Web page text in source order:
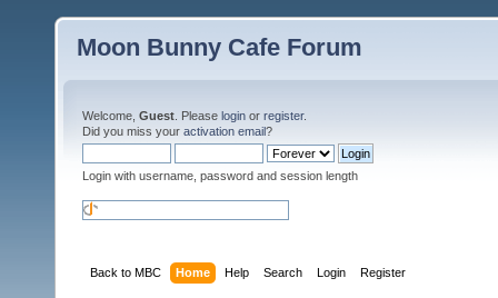
Moon Bunny Cafe Forum
Welcome, Guest . Please login or register.
Did you miss your activation email?
Login with username, password and session length
Back to MBC Home Help Search Login Register